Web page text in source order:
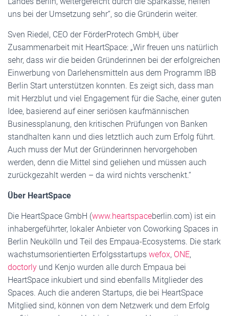
uns bei der Umsetzung sehr“, so die Gründerin weiter.
Sven Riedel, CEO der FörderProtech GmbH, über
Zusammenarbeit mit HeartSpace: „Wir freuen uns natürlich
sehr, dass wir die beiden Gründerinnen bei der erfolgreichen
Einwerbung von Darlehensmitteln aus dem Programm IBB
Berlin Start unterstützen konnten. Es zeigt sich, dass man
mit Herzblut und viel Engagement für die Sache, einer guten
Idee, basierend auf einer seriösen kaufmännischen
Businessplanung, den kritischen Prüfungen von Banken
standhalten kann und dies letztlich auch zum Erfolg führt.
Auch muss der Mut der Gründerinnen hervorgehoben
werden, denn die Mittel sind geliehen und müssen auch
zurückgezahlt werden – da wird nichts verschenkt.“
Über HeartSpace
Die HeartSpace GmbH (www.heartspaceberlin.com) ist ein
inhabergeführter, lokaler Anbieter von Coworking Spaces in
Berlin Neukölln und Teil des Empaua-Ecosystems. Die stark
wachstumsorientierten Erfolgsstartups wefox, ONE,
doctorly und Kenjo wurden alle durch Empaua bei
HeartSpace inkubiert und sind ebenfalls Mitglieder des
Spaces. Auch die anderen Startups, die bei HeartSpace
Mitglied sind, können von dem Netzwerk und dem Erfolg